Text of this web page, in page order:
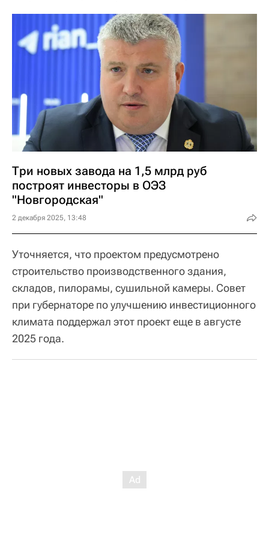
Три новых завода на 1,5 млрд руб
построят инвесторы в ОЭЗ
"Новгородская"
2 декабря 2025, 13:48
Уточняется, что проектом предусмотрено
строительство производственного здания,
складов, пилорамы, сушильной камеры. Совет
при губернаторе по улучшению инвестиционного
климата поддержал этот проект еще в августе
2025 года.